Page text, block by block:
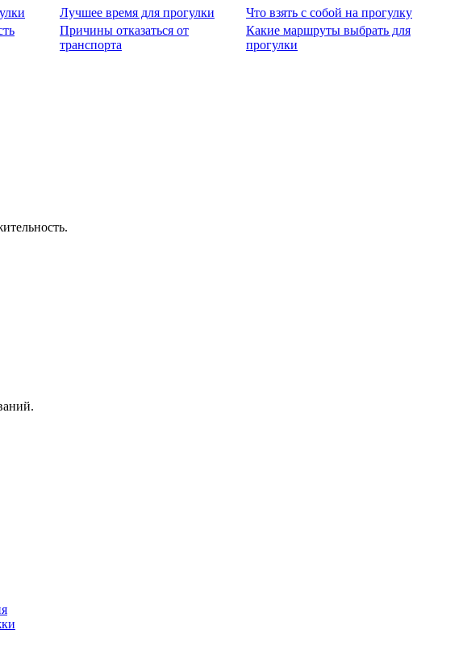
Лучшее время для прогулки
Что взять с собой на прогулку
Причины отказаться от
транспорта
Какие маршруты выбрать для
прогулки